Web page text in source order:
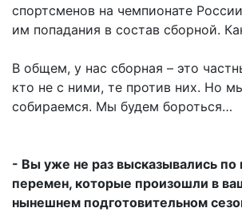
спортсменов на чемпионате
им попадания в состав сборной.
В общем, у нас сборная – это
кто не с ними, те против них. Но
собираемся. Мы будем бороться…
- Вы уже не раз высказывались по
перемен, которые произошли в
нынешнем подготовительном